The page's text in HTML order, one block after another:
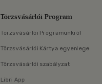
Törzsvásárlói Program
Törzsvásárlói Programunkról
Törzsvásárlói Kártya egyenlege
Törzsvásárlói szabályzat
Libri App